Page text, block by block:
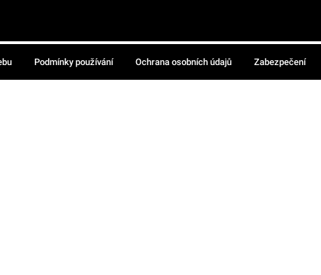
Podmínky používání Ochrana osobních údajů Zabezpečení